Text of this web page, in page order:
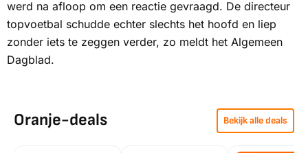
werd na afloop om een reactie gevraagd. De directeur
topvoetbal schudde echter slechts het hoofd en liep
zonder iets te zeggen verder, zo meldt het Algemeen
Dagblad.
Oranje-deals Bekijk alle deals